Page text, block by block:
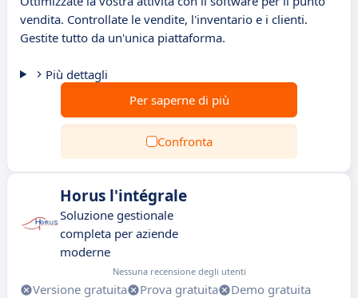
vendita. Controllate le vendite, l'inventario e i clienti.
Gestite tutto da un'unica piattaforma.
Più dettagli
Per saperne di più
Confronta
Horus l'intégrale
Soluzione gestionale
completa per aziende
moderne
Nessuna recensione degli utenti
Versione gratuita Prova gratuita
Demo gratuita